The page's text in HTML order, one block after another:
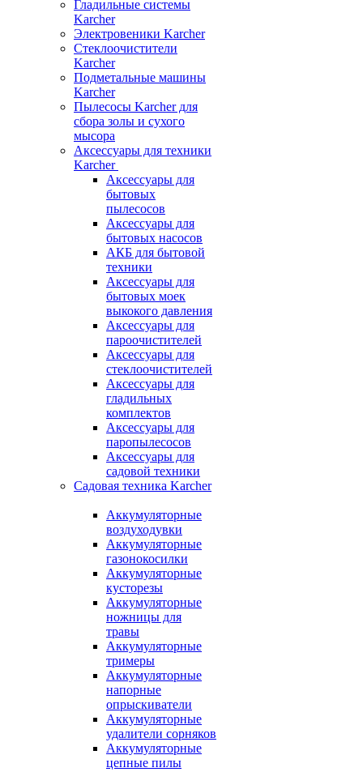
Гладильные системы
Karcher
Электровеники Karcher
Стеклоочистители
Karcher
Подметальные машины
Karcher
Пылесосы Karcher для
сбора золы и сухого
мысора
Аксессуары для техники
Karcher
Аксессуары для
бытовых
пылесосов
Аксессуары для
бытовых насосов
АКБ для бытовой
техники
Аксессуары для
бытовых моек
выкокого давления
Аксессуары для
пароочистителей
Аксессуары для
стеклоочистителей
Аксессуары для
гладильных
комплектов
Аксессуары для
паропылесосов
Аксессуары для
садовой техники
Садовая техника Karcher
Аккумуляторные
воздуходувки
Аккумуляторные
газонокосилки
Аккумуляторные
кусторезы
Аккумуляторные
ножницы для
травы
Аккумуляторные
тримеры
Аккумуляторные
напорные
опрыскиватели
Аккумуляторные
удалители сорняков
Аккумуляторные
цепные пилы